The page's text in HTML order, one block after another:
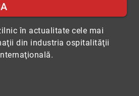
în actualitate cele mai
din industria ospitalităţii